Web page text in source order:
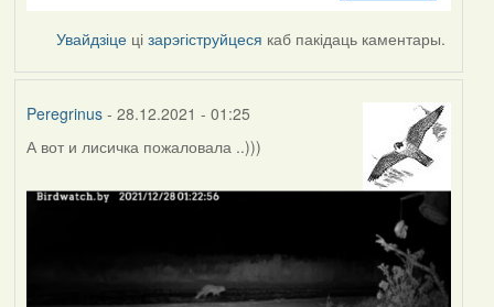
Увайдзіце цізарэгіструйцеся каб пакідаць каментары.
Peregrinus- 28.12.2021 - 01:25
А вот и лисичка пожаловала ..)))